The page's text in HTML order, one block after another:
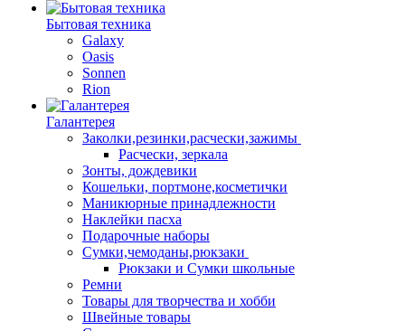
Бытовая техника
Galaxy
Oasis
Sonnen
Rion
Галантерея
Заколки,резинки,расчески,зажимы
Расчески, зеркала
Зонты, дождевики
Кошельки, портмоне,косметички
Маникюрные принадлежности
Наклейки пасха
Подарочные наборы
Сумки,чемоданы,рюкзаки
Рюкзаки и Сумки школьные
Ремни
Товары для творчества и хобби
Швейные товары